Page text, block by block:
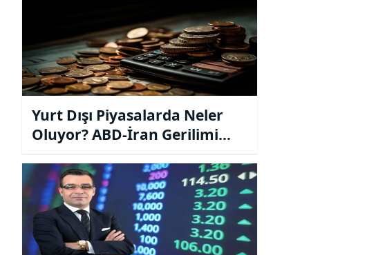
Yurt Dışı Piyasalarda Neler
Oluyor? ABD-İran Gerilimi
Piyasaları Nasıl Etkiledi?